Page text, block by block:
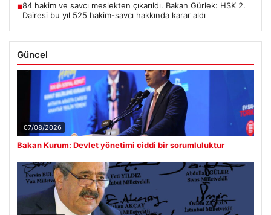
■84 hakim ve savcı meslekten çıkarıldı. Bakan Gürlek: HSK 2.
Dairesi bu yıl 525 hakim-savcı hakkında karar aldı
Güncel
07/08/2026
Bakan Kurum: Devlet yönetimi ciddi bir sorumluluktur